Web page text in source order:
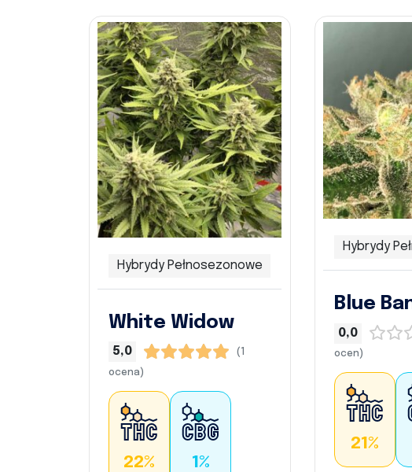
Hybrydy Pełnosezonowe
White Widow
5,0
(1
ocena)
22% 1%
Hybrydy
Blue
0,0
ocen)
21%